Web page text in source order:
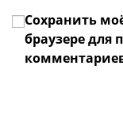
веб-
сайта
(необязательно)
Сохранить
браузере для